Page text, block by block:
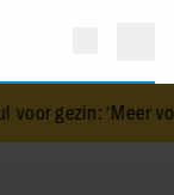
voor over dan